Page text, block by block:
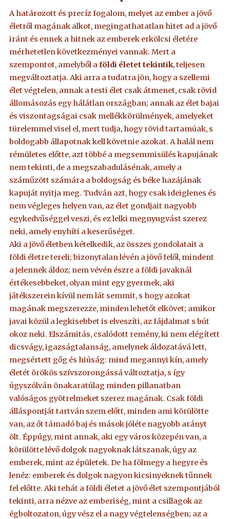
A határozott és precíz fogalom, melyet az ember a jövő
életről magának alkot, megingathatatlan hitet ad a jövő
iránt és ennek a hitnek az emberek erkölcsi életére
mérhetetlen következményei vannak. Mert a
szempontot, amelyből aföldi életet tekintik, teljesen
megváltoztatja. Aki arra a tudatra jön, hogy a szellemi
élet végtelen, annak a testi élet csak átmenet, csak rövid
állomásozás egy hálátlan országban; annak az élet bajai
és viszontagságai csak mellékkörülmények, amelyeket
türelemmel visel el, mert tudja, hogy rövid tartamúak, s
boldogabb állapotnak kell követnie azokat. A halál nem
rémületes előtte, azt többé a megsemmisülés kapujának
nem tekinti, de a megszabadulásénak, amely a
száműzött számára a boldogság és béke hazájának
kapuját nyitja meg. Tudván azt, hogy csak ideiglenes és
nem végleges helyen van, az élet gondjait nagyobb
egykedvűséggel veszi, és ez lelki megnyugvást szerez
neki, amely enyhíti a keserűséget.
Aki a jövő életben kételkedik, az összes gondolatait a
földi életre tereli; bizonytalan lévén a jövő felől, mindent
a jelennek áldoz; nem vévén észre a földi javaknál
értékesebbeket, olyan mint egy gyermek, aki
játékszerein kívül nem lát semmit, s hogy azokat
magának megszerezze, minden lehetőt elkövet; amikor
javai közül a legkisebbet is elveszíti, az fájdalmat s bút
okoz neki. Elszámitás, csalódott remény, ki nem elégített
dicsvágy, igazságtalanság, amelynek áldozatává lett,
megsértett gőg és hiúság: mind megannyi kín, amely
életét örökös szívszorongássá változtatja, s így
úgyszólván önakaratúlag minden pillanatban
valóságos gyötrelmeket szerez magának. Csak földi
álláspontját tartván szem előtt, minden ami körülötte
van, az őt támadó baj és mások jóléte nagyobb arányt
ölt. Éppúgy, mint annak, aki egy város közepén van, a
körülötte lévő dolgok nagyoknak látszanak, úgy az
emberek, mint az épületek. De ha fölmegy a hegyre és
lenéz: emberek és dolgok nagyon kicsinyeknek tűnnek
fel előtte. Aki tehát a földi életet a jövő élet szempontjából
tekinti, arra nézve az emberiség, mint a csillagok az
égboltozaton, úgy vész el a nagy végtelenségben; az a